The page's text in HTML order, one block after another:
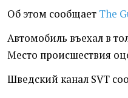
Об этом сообщает The
Автомобиль въехал в
Место происшествия
Шведский канал SVT